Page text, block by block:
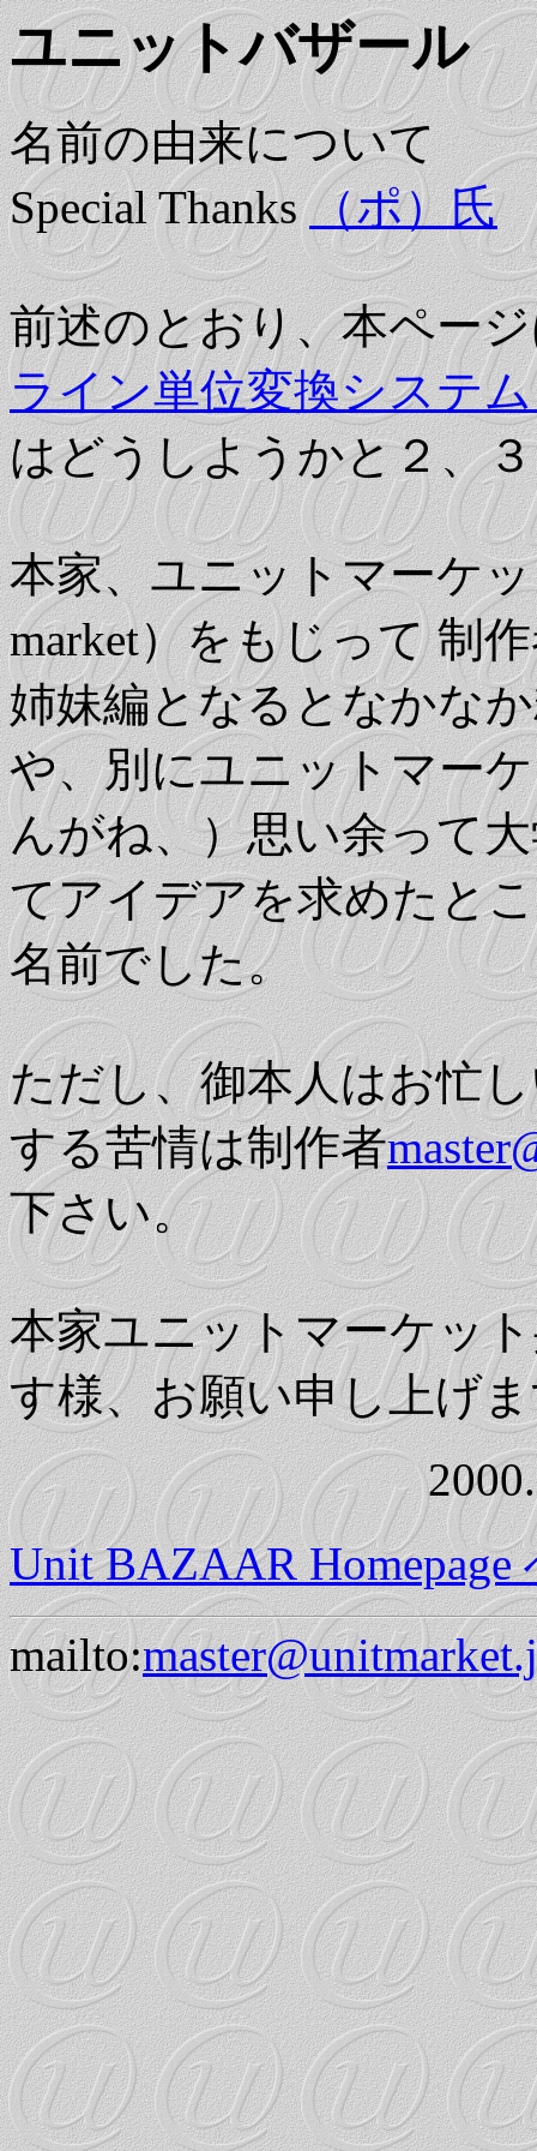
ユニットバザール
名前の由来について
Special Thanks（ポ）氏
前述のとおり、本ペー
ライン単位変換システ
はどうしようかと２、
本家、ユニットマーケ
market）をもじって 制
姉妹編となるとなかな
や、別にユニットマー
んがね、）思い余って
てアイデアを求めたと
名前でした。
ただし、御本人はお忙
する苦情は制作者
下さい。
本家ユニットマーケッ
す様、お願い申し上げ
Unit BAZAAR Homepage
mailto: